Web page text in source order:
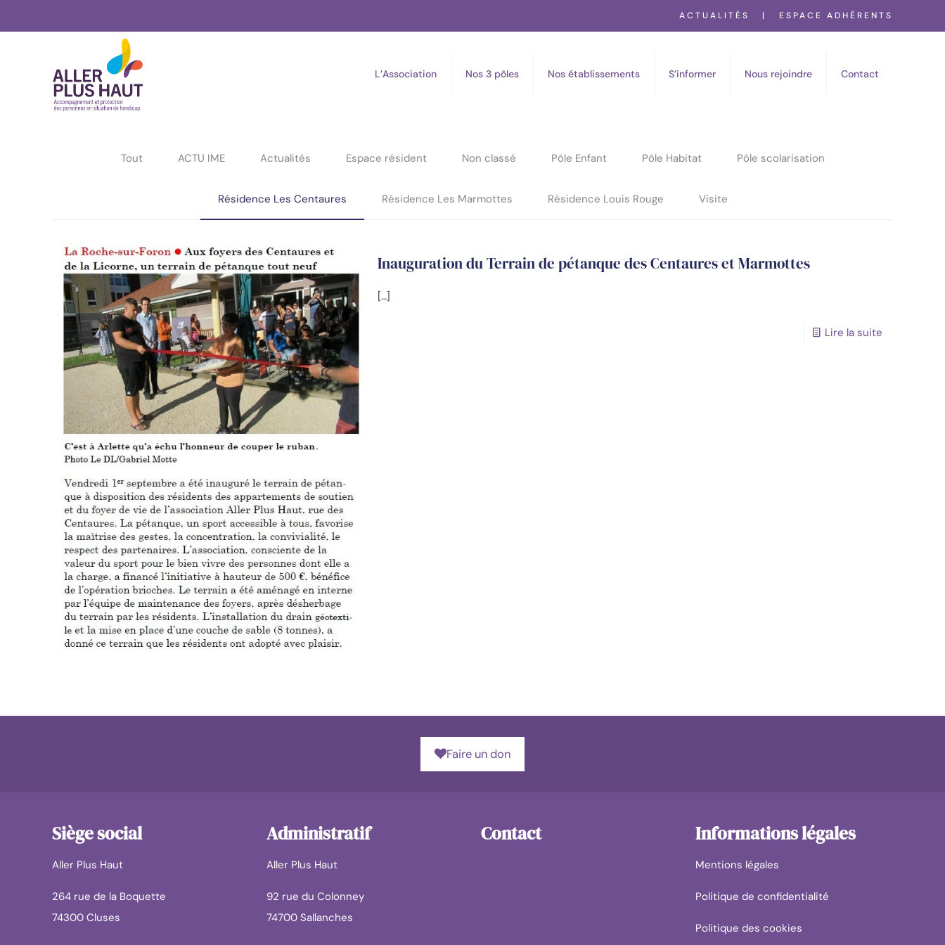
ACTUALITÉS | ESPACE ADHÉRENTS
L’Association Nos 3 pôles Nos établissements S’informer Nous rejoindre Contact
Tout ACTU IME Actualités Espace résident Non classé Pôle Enfant Pôle Habitat Pôle scolarisation
Résidence Les Centaures Résidence Les Marmottes Résidence Louis Rouge Visite
Inauguration du Terrain de pétanque des Centaures et Marmottes
[…]
Lire la suite
Faire un don
Siège social
Aller Plus Haut
264 rue de la Boquette
74300 Cluses
Administratif
Aller Plus Haut
92 rue du Colonney
74700 Sallanches
Contact Informations légales
Mentions légales
Politique de confidentialité
Politique des cookies